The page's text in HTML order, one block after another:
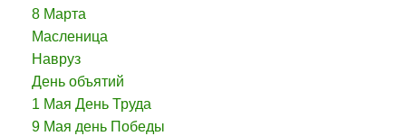
8 Марта
Масленица
Навруз
День объятий
1 Мая День Труда
9 Мая день Победы